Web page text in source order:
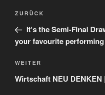
Beitragsnavigation
Vorheriger
Beitrag
ZURÜCK
It’s the Semi-Final
your favourite performing
Nächster
Beitrag
WEITER
Wirtschaft NEU